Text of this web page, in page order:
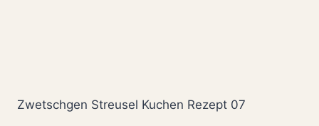
Zwetschgen Streusel Kuchen Rezept 07